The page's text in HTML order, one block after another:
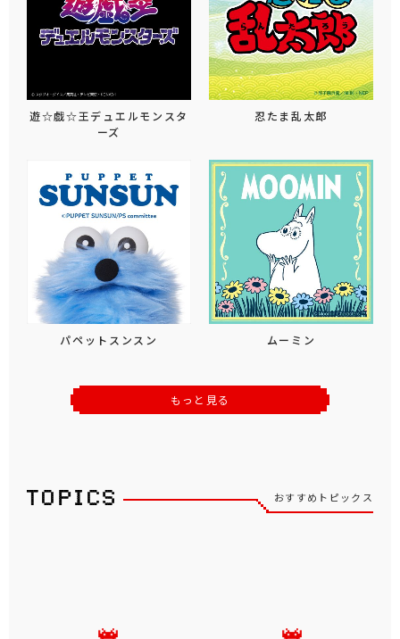
遊☆戯☆王デュエルモンスタ
ーズ
忍たま乱太郎
パペットスンスン ムーミン
もっと見る
おすすめトピックス